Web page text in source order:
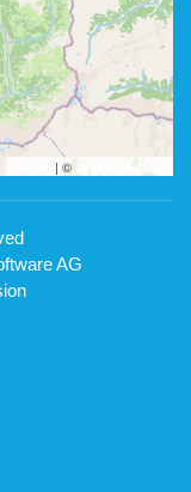
| © OpenStreetMap
AG